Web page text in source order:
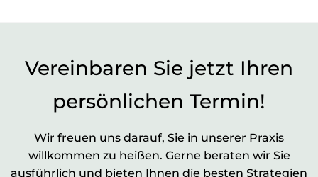
Vereinbaren Sie jetzt Ihren
persönlichen Termin!
Wir freuen uns darauf, Sie in unserer Praxis
willkommen zu heißen. Gerne beraten wir Sie
ausführlich und bieten Ihnen die besten Strategien